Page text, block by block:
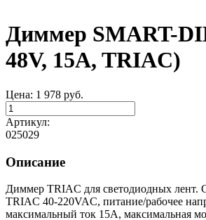
Диммер SMART-
48V, 15A, TRIAC)
Цена: 1 978 руб.
Артикул:
025029
Описание
Диммер TRIAC для светодиодных лент.
TRIAC 40-220VAC, питание/рабочее
максимальный ток 15A, максимальная